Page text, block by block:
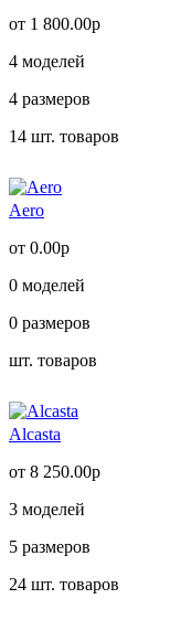
от 1 800.00р
4 моделей
4 размеров
14 шт. товаров
Aero
от 0.00р
0 моделей
0 размеров
шт. товаров
Alcasta
от 8 250.00р
3 моделей
5 размеров
24 шт. товаров